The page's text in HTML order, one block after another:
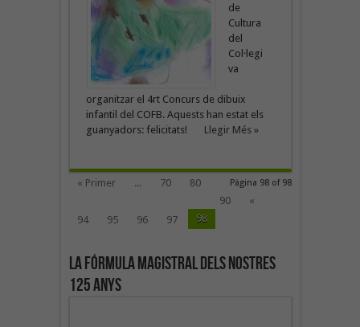
de
Cultura
del
Col·legi
va
organitzar el 4rt Concurs de dibuix
infantil del COFB. Aquests han estat els
guanyadors: felicitats! Llegir Més »
Pàgina 98 of 98
« Primer ... 70
80
90
«
94
95 96 97 98
La fórmula magistral dels nostres
125 anys